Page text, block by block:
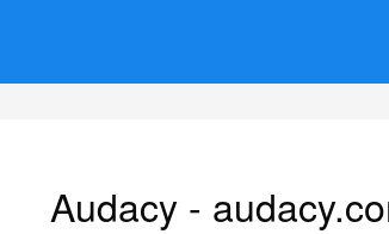
Audacy -